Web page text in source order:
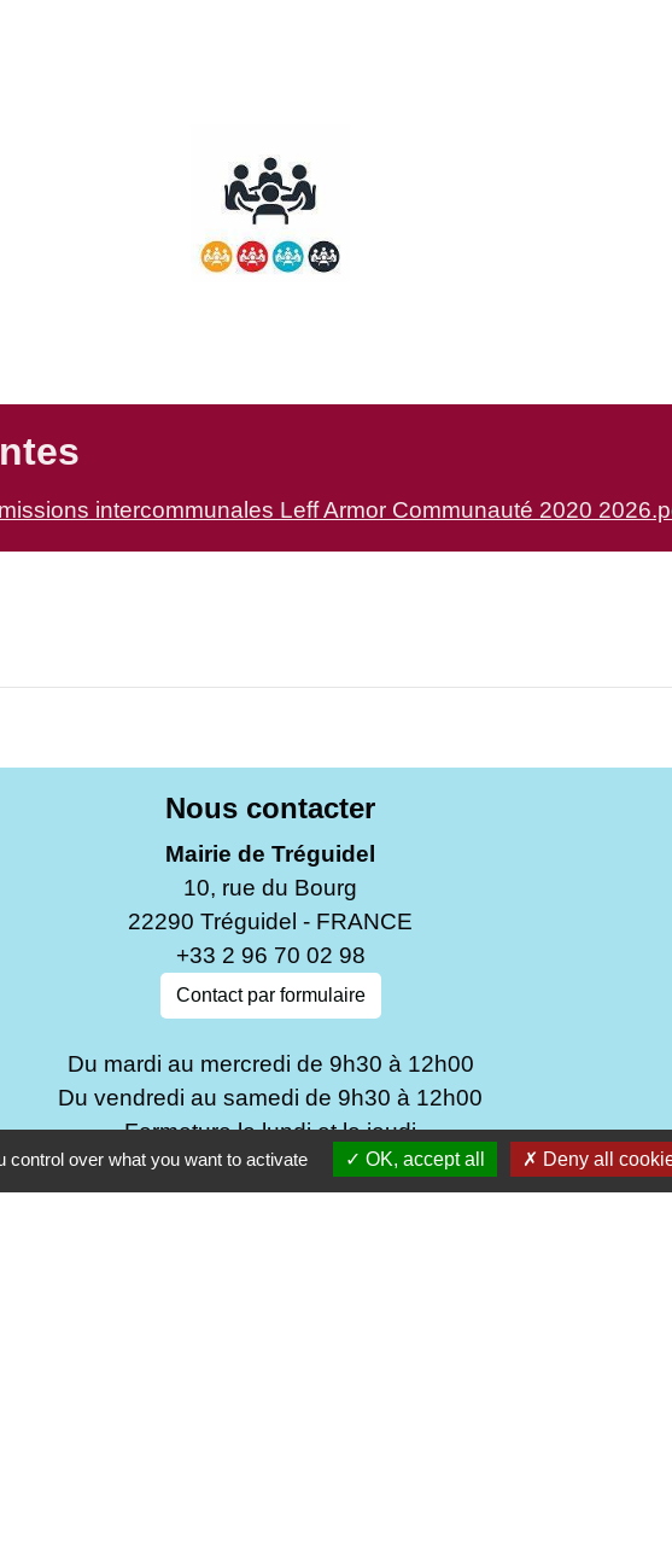
intercommunales Leff Armor Communauté 2020
Nous contacter
Mairie de Tréguidel
10, rue du Bourg
22290 Tréguidel - FRANCE
+33 2 96 70 02 98
Contact par formulaire
Du mardi au mercredi de 9h30 à 12h00
Du vendredi au samedi de 9h30 à 12h00
Fermeture le lundi et le jeudi
over what you want to activate OK, accept all Deny all